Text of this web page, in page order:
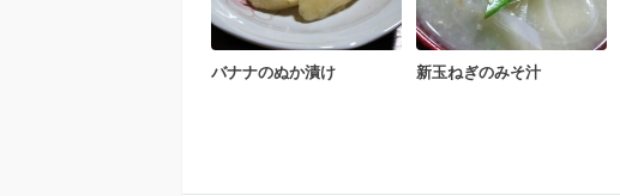
バナナのぬか漬け 新玉ねぎのみそ汁